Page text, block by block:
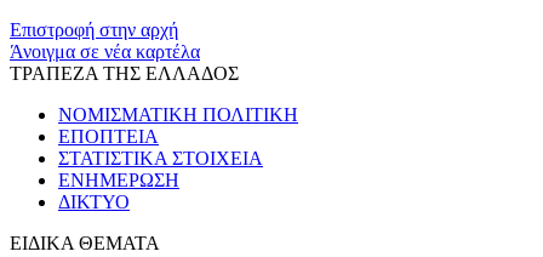
Επιστροφή στην αρχή
Άνοιγμα σε νέα καρτέλα
ΤΡΑΠΕΖΑ ΤΗΣ ΕΛΛΑΔΟΣ
ΝΟΜΙΣΜΑΤΙΚΗ ΠΟΛΙΤΙΚΗ
ΕΠΟΠΤΕΙΑ
ΣΤΑΤΙΣΤΙΚΑ ΣΤΟΙΧΕΙΑ
ΕΝΗΜΕΡΩΣΗ
ΔΙΚΤΥΟ
ΕΙΔΙΚΑ ΘΕΜΑΤΑ